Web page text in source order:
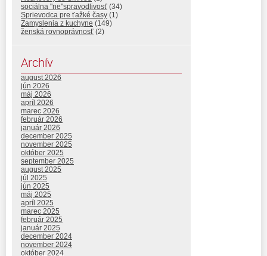
sociálna "ne"spravodlivosť (34)
Sprievodca pre ťažké časy (1)
Zamyslenia z kuchyne (149)
ženská rovnoprávnosť (2)
Archív
august 2026
jún 2026
máj 2026
apríl 2026
marec 2026
február 2026
január 2026
december 2025
november 2025
október 2025
september 2025
august 2025
júl 2025
jún 2025
máj 2025
apríl 2025
marec 2025
február 2025
január 2025
december 2024
november 2024
október 2024